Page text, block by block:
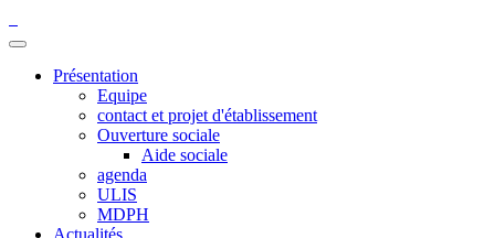
Présentation
Equipe
contact et projet d'établissement
Ouverture sociale
Aide sociale
agenda
ULIS
MDPH
Actualités